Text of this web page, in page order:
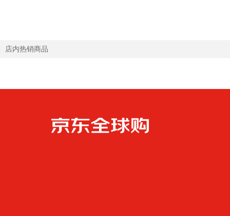
店内热销商品